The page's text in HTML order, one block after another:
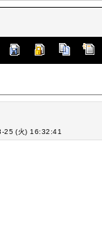
25 (火) 16:32:41